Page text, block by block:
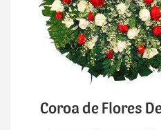
Coroa de Flores